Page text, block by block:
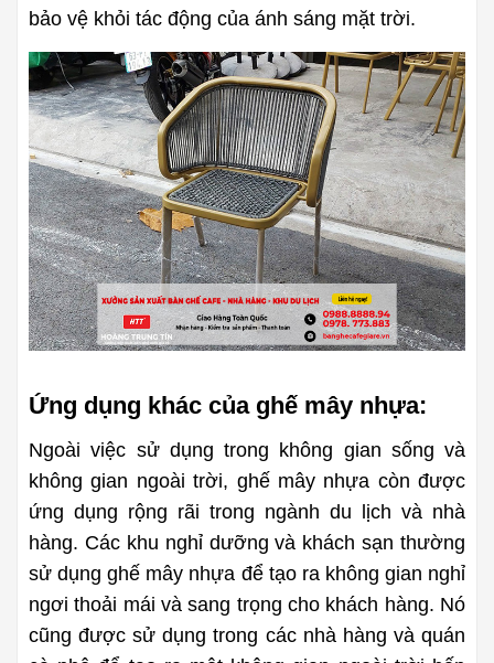
bảo vệ khỏi tác động của ánh sáng mặt trời.
Ứng dụng khác của ghế mây nhựa:
Ngoài việc sử dụng trong không gian sống và
không gian ngoài trời, ghế mây nhựa còn được
ứng dụng rộng rãi trong ngành du lịch và nhà
hàng. Các khu nghỉ dưỡng và khách sạn thường
sử dụng ghế mây nhựa để tạo ra không gian nghỉ
ngơi thoải mái và sang trọng cho khách hàng. Nó
cũng được sử dụng trong các nhà hàng và quán